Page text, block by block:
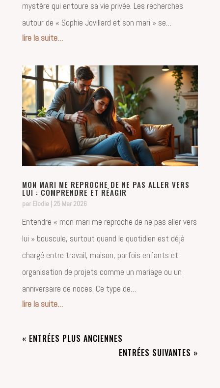
mystère qui entoure sa vie privée. Les recherches
autour de « Sophie Jovillard et son mari » se…
lire la suite…
MON MARI ME REPROCHE DE NE PAS ALLER VERS
LUI : COMPRENDRE ET RÉAGIR
par Elodie| 25 Mar 2026
Entendre « mon mari me reproche de ne pas aller vers
lui » bouscule, surtout quand le quotidien est déjà
chargé entre travail, maison, parfois enfants et
organisation de projets comme un mariage ou un
anniversaire de noces. Ce type de…
lire la suite…
« ENTRÉES PLUS ANCIENNES
ENTRÉES SUIVANTES »